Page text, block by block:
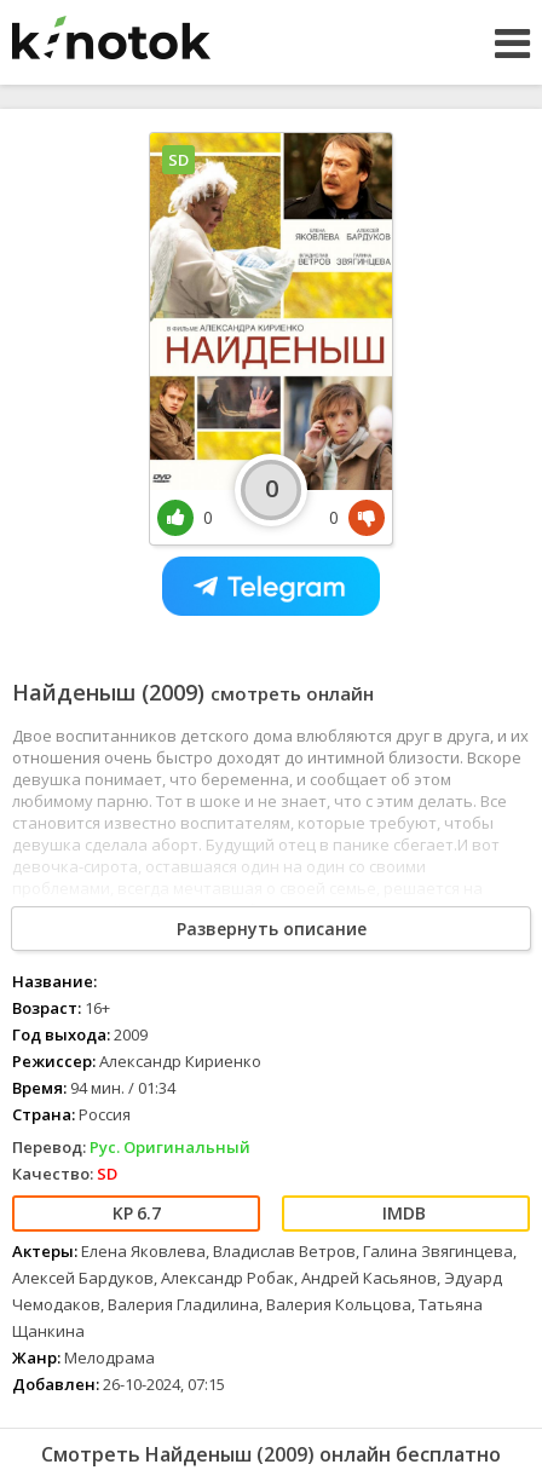
Найденыш (2009) смотреть онлайн
Двое воспитанников детского дома влюбляются друг в друга, и их
отношения очень быстро доходят до интимной близости. Вскоре
девушка понимает, что беременна, и сообщает об этом
любимому парню. Тот в шоке и не знает, что с этим делать. Все
становится известно воспитателям, которые требуют, чтобы
девушка сделала аборт. Будущий отец в панике сбегает.И вот
девочка-сирота, оставшаяся один на один со своими
очень смелый шаг - родить ребенка и посвятить ему жизнь,
отдать всю любовь.После рождения мальчика жизнь молодой
мамы становится настолько трудной, что она не видит иного
выхода, кроме как подбросить сына богатым людям. Она
что бездетны. Может быть, это единственный шанс для
подкидыша обрести настоящую семью - пусть не родную, но
любящую.
Развернуть описание
Название:
Возраст: 16+
Год выхода:2009
Режиссер:Александр Кириенко
Время: 94 мин. / 01:34
Страна:Россия
Перевод: Рус. Оригинальный
Качество: SD
6.7
Актеры:Елена Яковлева, Владислав Ветров, Галина Звягинцева,
Алексей Бардуков, Александр Робак, Андрей Касьянов, Эдуард
Чемодаков, Валерия Гладилина, Валерия Кольцова, Татьяна
Щанкина
Жанр:Мелодрама
Добавлен:26-10-2024, 07:15
SD
0
0
0
Смотреть Найденыш (2009) онлайн бесплатно